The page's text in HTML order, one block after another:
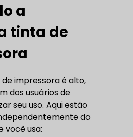
a
tinta de
impressora é alto,
dos usuários de
seu uso. Aqui estão
do
você usa: